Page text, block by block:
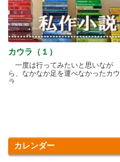
カウラ（１）
一度は行ってみたいと思いなが
ら、なかなか足を運べなかったカウ
ラ.....
カレンダー